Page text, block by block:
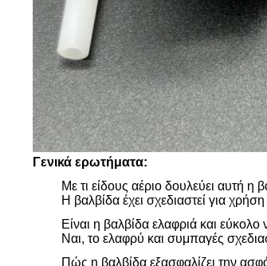
Γενικά ερωτήματα:
Με τι είδους αέριο δουλεύει αυτή η
Η βαλβίδα έχει σχεδιαστεί για
Είναι η βαλβίδα ελαφριά και εύκολο
Ναι, το ελαφρύ και συμπαγές
Πώς η βαλβίδα εξασφαλίζει την